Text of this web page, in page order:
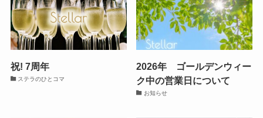
祝! 7周年
ステラのひとコマ
2026年 ゴールデンウィー
ク中の営業日について
お知らせ